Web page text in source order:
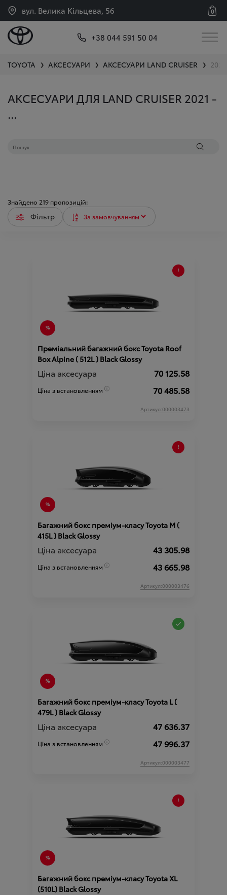
вул. Велика Кільцева, 56 0
+38 044 591 50 04
TOYOTA ❯ АКСЕСУАРИ ❯ АКСЕСУАРИ LAND CRUISER ❯
АКСЕСУАРИ ДЛЯ LAND CRUISER 2021 -
...
Знайдено 219 пропозицій:
Фільтр
Преміальний багажний бокс Toyota Roof
Box Alpine ( 512L ) Black Glossy
Ціна аксесуара 70 125.58
Ціна з встановленням 70 485.58
Артикул:000003473
Багажний бокс преміум-класу Toyota М (
415L ) Black Glossy
Ціна аксесуара 43 305.98
Ціна з встановленням 43 665.98
Артикул:000003476
Багажний бокс преміум-класу Toyota L (
479L ) Black Glossy
Ціна аксесуара 47 636.37
Ціна з встановленням 47 996.37
Артикул:000003477
Багажний бокс преміум-класу Toyota XL
(510L) Black Glossy